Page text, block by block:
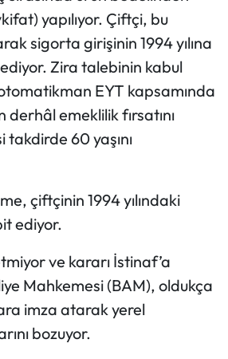
yapılıyor. Çiftçi, bu
sigorta girişinin 1994 yılına
Zira talebinin kabul
EYT kapsamında
derhâl emeklilik fırsatını
60 yaşını
çiftçinin 1994 yılındaki
ediyor.
ve kararı İstinaf’a
Mahkemesi (BAM), oldukça
imza atarak yerel
bozuyor.